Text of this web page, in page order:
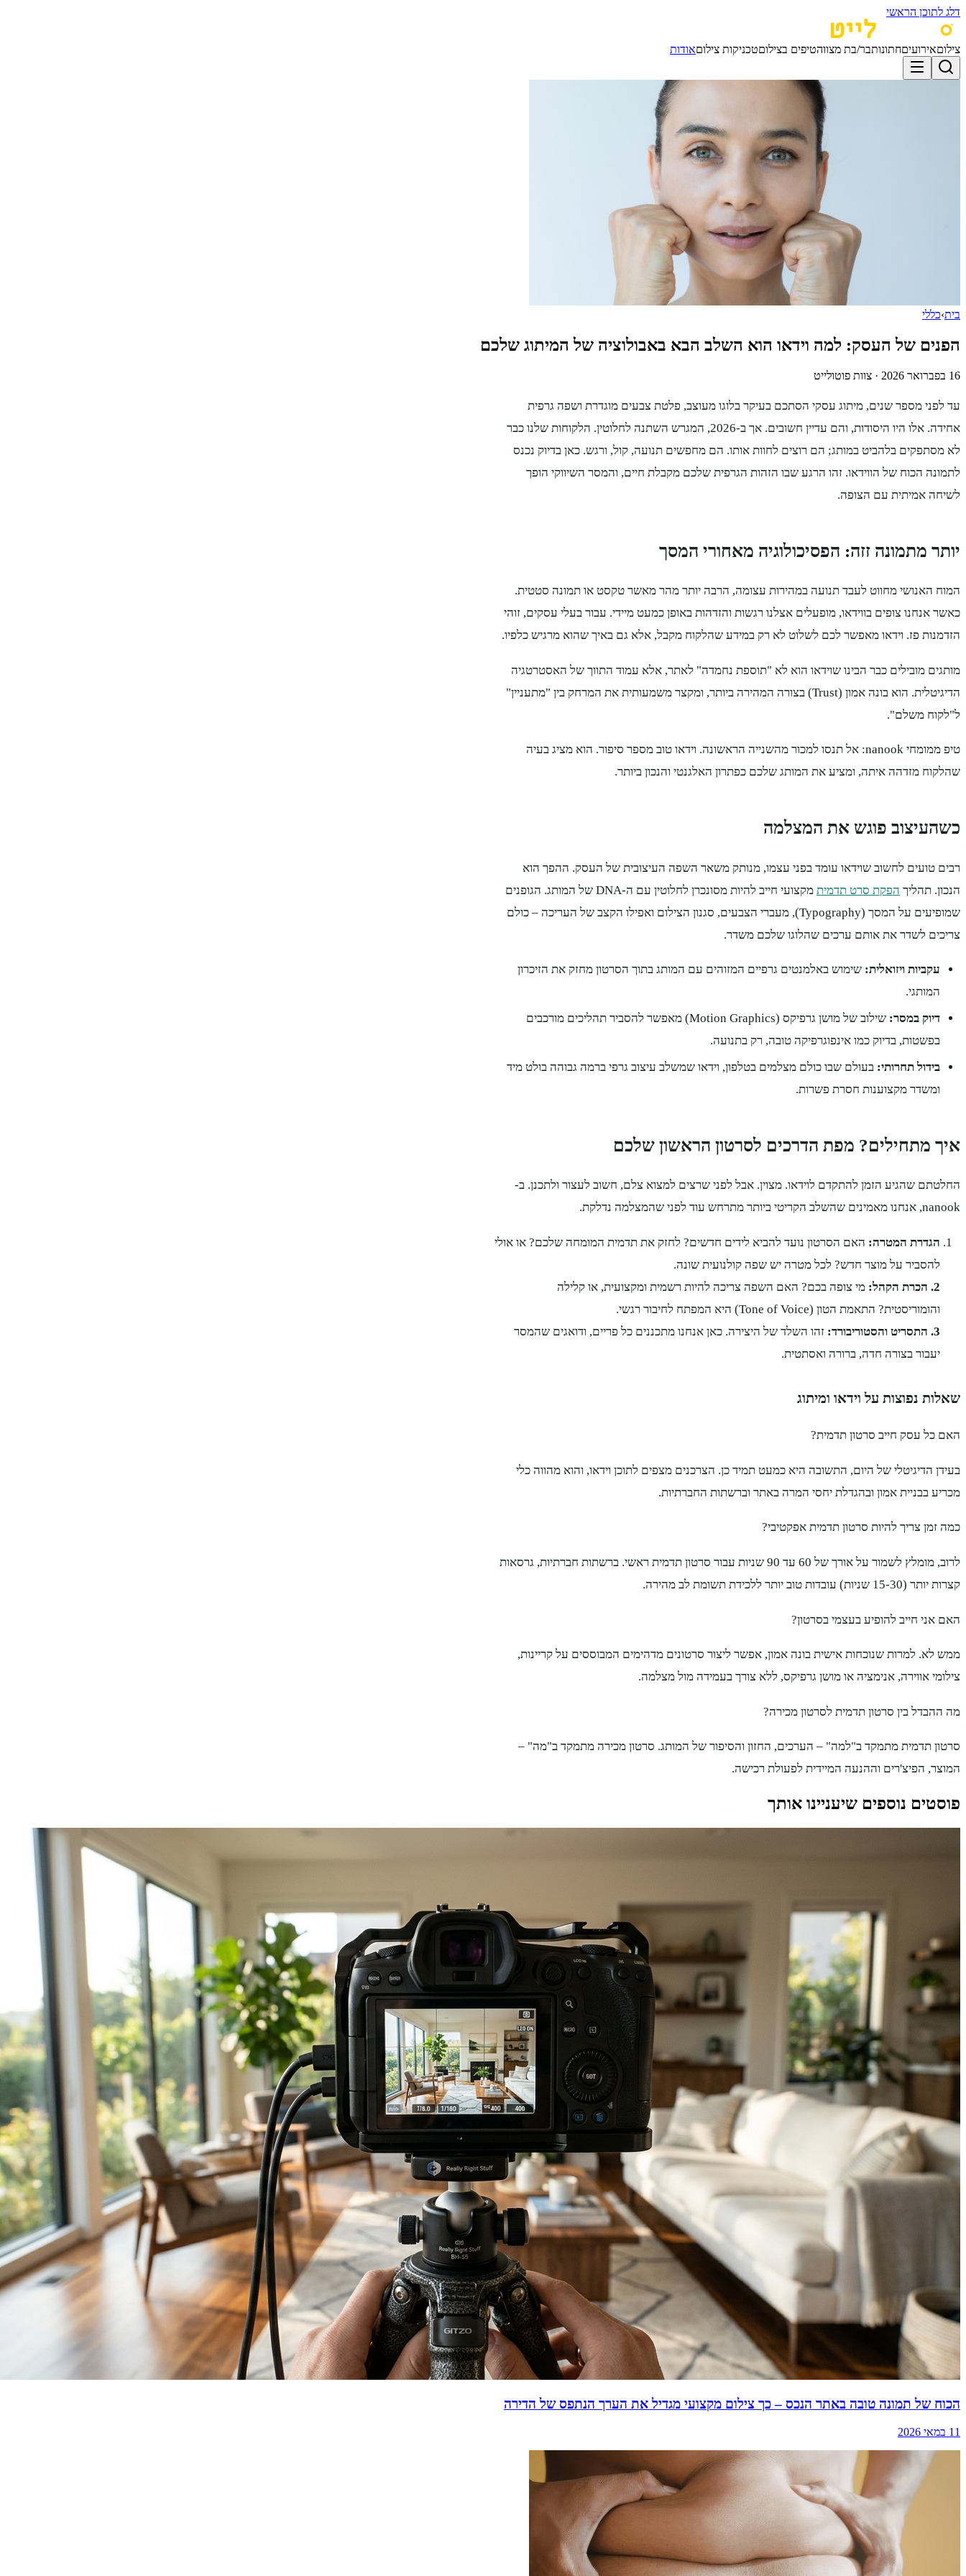
דלג לתוכן הראשי
צילוםאירועיםחתונותבר/בת מצווהטיפים בצילוםטכניקות צילוםאודות
בית›כללי
הפנים של העסק: למה וידאו הוא השלב הבא באבולוציה של המיתוג שלכם
16 בפברואר 2026 · צוות פוטולייט
עד לפני מספר שנים, מיתוג עסקי הסתכם בעיקר בלוגו מעוצב, פלטת צבעים מוגדרת ושפה גרפית
אחידה. אלו היו היסודות, והם עדיין חשובים. אך ב-2026, המגרש השתנה לחלוטין. הלקוחות שלנו כבר
לא מסתפקים בלהביט במותג; הם רוצים לחוות אותו. הם מחפשים תנועה, קול, ורגש. כאן בדיוק נכנס
לתמונה הכוח של הווידאו. זהו הרגע שבו הזהות הגרפית שלכם מקבלת חיים, והמסר השיווקי הופך
לשיחה אמיתית עם הצופה.
יותר מתמונה זזה: הפסיכולוגיה מאחורי המסך
המוח האנושי מחווט לעבד תנועה במהירות עצומה, הרבה יותר מהר מאשר טקסט או תמונה סטטית.
כאשר אנחנו צופים בווידאו, מופעלים אצלנו רגשות והזדהות באופן כמעט מיידי. עבור בעלי עסקים, זוהי
הזדמנות פז. וידאו מאפשר לכם לשלוט לא רק במידע שהלקוח מקבל, אלא גם באיך שהוא מרגיש כלפיו.
מותגים מובילים כבר הבינו שוידאו הוא לא "תוספת נחמדה" לאתר, אלא עמוד התווך של האסטרטגיה
הדיגיטלית. הוא בונה אמון (Trust) בצורה המהירה ביותר, ומקצר משמעותית את המרחק בין "מתעניין"
ל"לקוח משלם".
טיפ ממומחי nanook: אל תנסו למכור מהשנייה הראשונה. וידאו טוב מספר סיפור. הוא מציג בעיה
שהלקוח מזדהה איתה, ומציע את המותג שלכם כפתרון האלגנטי והנכון ביותר.
כשהעיצוב פוגש את המצלמה
רבים טועים לחשוב שוידאו עומד בפני עצמו, מנותק משאר השפה העיצובית של העסק. ההפך הוא
הנכון. תהליך הפקת סרט תדמית
מקצועי חייב להיות מסונכרן לחלוטין עם ה-DNA של המותג. הגופנים
שמופיעים על המסך (Typography), מעברי הצבעים, סגנון הצילום ואפילו הקצב של העריכה – כולם
צריכים לשדר את אותם ערכים שהלוגו שלכם משדר.
עקביות ויזואלית: שימוש באלמנטים גרפיים המזוהים עם המותג בתוך הסרטון מחזק את הזיכרון
המותגי.
דיוק במסר:
שילוב של מושן גרפיקס (Motion Graphics) מאפשר להסביר תהליכים מורכבים
בפשטות, בדיוק כמו אינפוגרפיקה טובה, רק בתנועה.
בידול תחרותי: בעולם שבו כולם מצלמים בטלפון, וידאו שמשלב עיצוב גרפי ברמה גבוהה בולט מיד
ומשדר מקצוענות חסרת פשרות.
איך מתחילים? מפת הדרכים לסרטון הראשון שלכם
החלטתם שהגיע הזמן להתקדם לוידאו. מצוין. אבל לפני שרצים למצוא צלם, חשוב לעצור ולתכנן. ב-
nanook, אנחנו מאמינים שהשלב הקריטי ביותר מתרחש עוד לפני שהמצלמה נדלקת.
הגדרת המטרה: האם הסרטון נועד להביא לידים חדשים? לחזק את תדמית המומחה שלכם? או אולי
להסביר על מוצר חדש? לכל מטרה יש שפה קולנועית שונה.
2. הכרת הקהל:
מי צופה בכם? האם השפה צריכה להיות רשמית ומקצועית, או קלילה
והומוריסטית? התאמת הטון (Tone of Voice) היא המפתח לחיבור רגשי.
3. התסריט והסטוריבורד:
זהו השלד של היצירה. כאן אנחנו מתכננים כל פריים, ודואגים שהמסר
יעבור בצורה חדה, ברורה ואסתטית.
שאלות נפוצות על וידאו ומיתוג
האם כל עסק חייב סרטון תדמית?
בעידן הדיגיטלי של היום, התשובה היא כמעט תמיד כן. הצרכנים מצפים לתוכן וידאו, והוא מהווה כלי
מכריע בבניית אמון ובהגדלת יחסי המרה באתר וברשתות החברתיות.
כמה זמן צריך להיות סרטון תדמית אפקטיבי?
לרוב, מומלץ לשמור על אורך של 60 עד 90 שניות עבור סרטון תדמית ראשי. ברשתות חברתיות, גרסאות
קצרות יותר (15-30 שניות) עובדות טוב יותר ללכידת תשומת לב מהירה.
האם אני חייב להופיע בעצמי בסרטון?
ממש לא. למרות שנוכחות אישית בונה אמון, אפשר ליצור סרטונים מדהימים המבוססים על קריינות,
צילומי אווירה, אנימציה או מושן גרפיקס, ללא צורך בעמידה מול מצלמה.
מה ההבדל בין סרטון תדמית לסרטון מכירה?
סרטון תדמית מתמקד ב"למה" – הערכים, החזון והסיפור של המותג. סרטון מכירה מתמקד ב"מה" –
המוצר, הפיצ'רים וההנעה המיידית לפעולת רכישה.
פוסטים נוספים שיעניינו אותך
הכוח של תמונה טובה באתר הנכס – כך צילום מקצועי מגדיל את הערך הנתפס של הדירה
11 במאי 2026